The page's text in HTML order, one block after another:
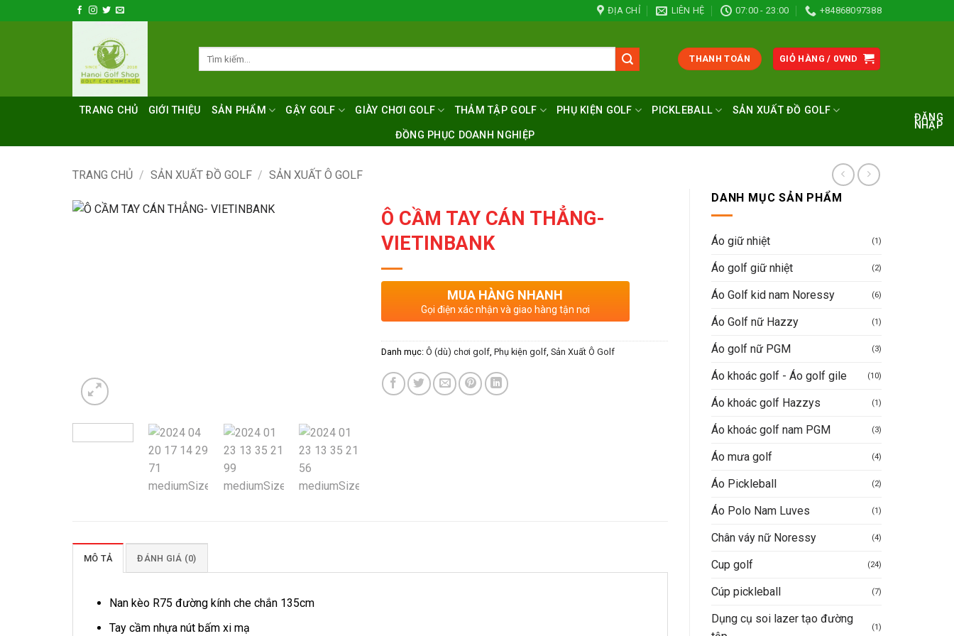
qua
ĐỊA CHỈ LIÊN HỆ 07:00 - 23:00 +84868097388
THANH TOÁN GIỎ HÀNG / 0VND
TRANG CHỦ GIỚI THIỆU SẢN PHẨM GẬY GOLF GIÀY CHƠI GOLF THẢM TẬP GOLF PHỤ KIỆN GOLF PICKLEBALL SẢN XUẤT ĐỒ GOLF
ĐỒNG PHỤC DOANH NGHIỆP
ĐĂNG
NHẬP
TRANG CHỦ / SẢN XUẤT ĐỒ GOLF / SẢN XUẤT Ô GOLF
DANH MỤC SẢN PHẨM
Áo giữ nhiệt (1)
Áo golf giữ nhiệt (2)
Áo Golf kid nam Noressy (6)
Áo Golf nữ Hazzy (1)
Áo golf nữ PGM (3)
Áo khoác golf - Áo golf gile (10)
Áo khoác golf Hazzys (1)
Áo khoác golf nam PGM (3)
Áo mưa golf (4)
Áo Pickleball (2)
Áo Polo Nam Luves (1)
Chân váy nữ Noressy (4)
Cup golf (24)
Cúp pickleball (7)
Dụng cụ soi lazer tạo đường
(1)
Ô CẦM TAY CÁN THẲNG-
VIETINBANK
MUA HÀNG NHANH
Gọi điện xác nhận và giao hàng tận nơi
Danh mục: Ô (dù) chơi golf, Phụ kiện golf, Sản Xuất Ô Golf
MÔ TẢ ĐÁNH GIÁ (0)
Nan kèo R75 đường kính che chắn 135cm
Tay cầm nhựa nút bấm xi mạ